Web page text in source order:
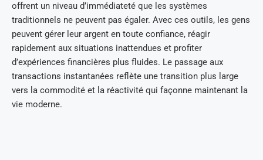
offrent un niveau d’immédiateté que les systèmes
traditionnels ne peuvent pas égaler. Avec ces outils, les gens
peuvent gérer leur argent en toute confiance, réagir
rapidement aux situations inattendues et profiter
d’expériences financières plus fluides. Le passage aux
transactions instantanées reflète une transition plus large
vers la commodité et la réactivité qui façonne maintenant la
vie moderne.